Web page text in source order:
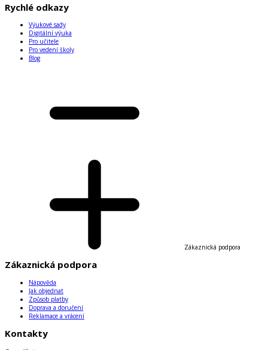
Rychlé odkazy
Výukové sady
Digitální výuka
Pro učitele
Pro vedení školy
Blog
Zákaznická podpora
Zákaznická podpora
Nápověda
Jak objednat
Způsob platby
Doprava a doručení
Reklamace a vrácení
Kontakty